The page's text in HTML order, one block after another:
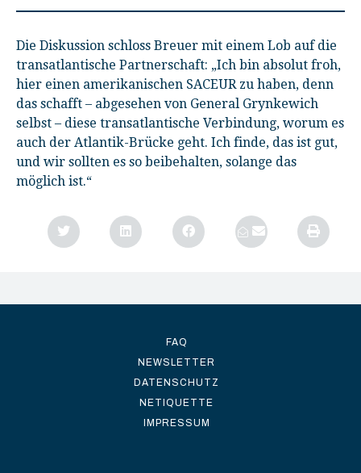
Die Diskussion schloss Breuer mit einem Lob auf die
transatlantische Partnerschaft: „Ich bin absolut froh,
hier einen amerikanischen SACEUR zu haben, denn
das schafft – abgesehen von General Grynkewich
selbst – diese transatlantische Verbindung, worum es
auch der Atlantik-Brücke geht. Ich finde, das ist gut,
und wir sollten es so beibehalten, solange das
möglich ist.“
FAQ
NEWSLETTER
DATENSCHUTZ
NETIQUETTE
IMPRESSUM